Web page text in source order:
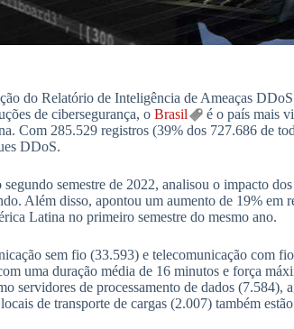
do Relatório de Inteligência de Ameaças
de cibersegurança, o Brasil
é o país mais
Com 285.529 registros (39% dos 727.686 de
DDoS.
segundo semestre de 2022, analisou o impacto
Além disso, apontou um aumento de 19% em
Latina no primeiro semestre do mesmo ano.
sem fio (33.593) e telecomunicação com
uma duração média de 16 minutos e força
servidores de processamento de dados (7.584),
de transporte de cargas (2.007) também